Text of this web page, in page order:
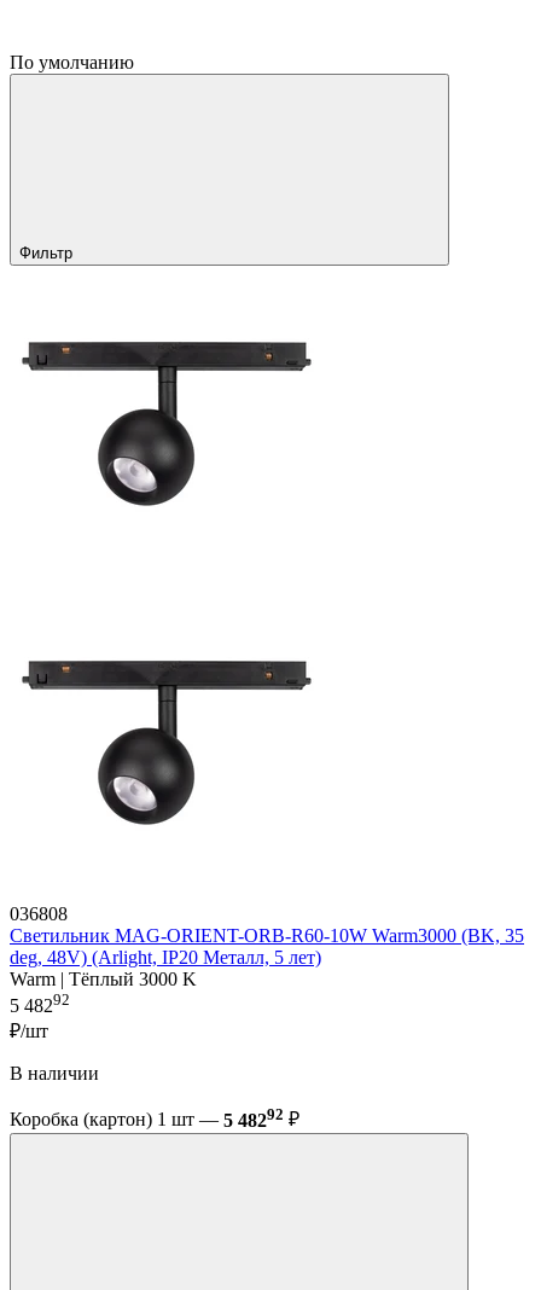
По умолчанию
Фильтр
036808
Светильник MAG-ORIENT-ORB-R60-10W Warm3000 (BK, 35
deg, 48V) (Arlight, IP20 Металл, 5 лет)
Warm | Тёплый 3000 K
5 48292
₽/шт
В наличии
Коробка (картон) 1 шт — 5 48292 ₽